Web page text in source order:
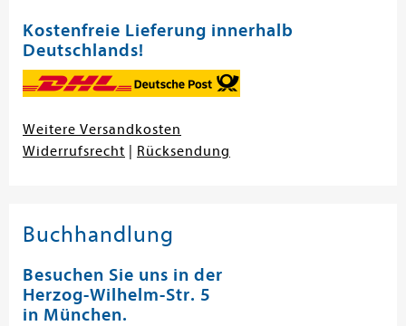
Kostenfreie Lieferung innerhalb
Deutschlands!
Weitere Versandkosten
Widerrufsrecht
Rücksendung
Buchhandlung
Besuchen Sie uns in der
Herzog-Wilhelm-Str. 5
in München.